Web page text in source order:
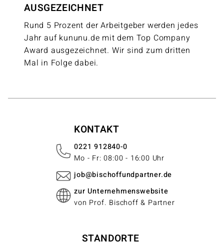
AUSGEZEICHNET
Rund 5 Prozent der Arbeitgeber werden jedes
Jahr auf kununu.de mit dem Top Company
Award ausgezeichnet. Wir sind zum dritten
Mal in Folge dabei.
KONTAKT
0221 912840-0
Mo - Fr: 08:00 - 16:00 Uhr
job@bischoffundpartner.de
zur Unternehmenswebsite
von Prof. Bischoff & Partner
STANDORTE